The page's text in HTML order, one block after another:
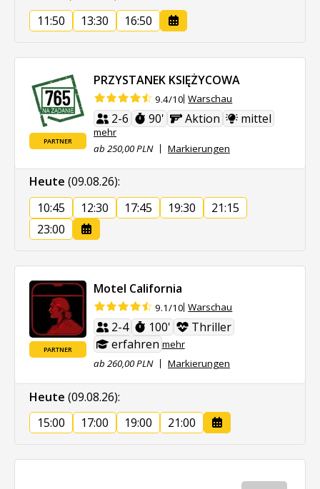
11:50
13:30 16:50
PARTNER
PRZYSTANEK KSIĘŻYCOWA
9.4/10 Warschau
2-6 90' Aktion mittel
mehr
ab 250,00 PLN
Markierungen
Heute (09.08.26):
10:45
12:30 17:45 19:30
21:15
23:00
PARTNER
Motel California
9.1/10 Warschau
2-4 100'
Thriller
erfahren mehr
ab 260,00 PLN
Markierungen
Heute (09.08.26):
15:00
17:00 19:00 21:00